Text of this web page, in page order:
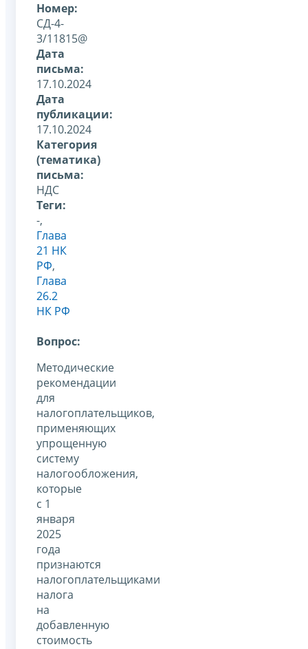
Номер:
СД-4-
3/11815@
Дата
письма:
17.10.2024
Дата
публикации:
17.10.2024
Категория
(тематика)
письма:
НДС
Теги:
-,
Глава
21 НК
РФ,
Глава
26.2
НК РФ
Вопрос:
Методические
рекомендации
для
налогоплательщиков,
применяющих
упрощенную
систему
налогообложения,
которые
с 1
января
2025
года
признаются
налогоплательщиками
налога
на
добавленную
стоимость